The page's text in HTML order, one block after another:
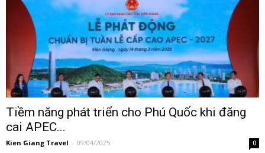
Tiềm năng phát triển cho Phú Quốc khi đăng
cai APEC...
Kien Giang Travel - 09/04/2025 0